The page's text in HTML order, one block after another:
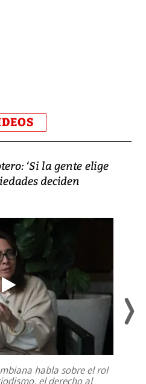
‘Si la gente elige
deciden
habla sobre el rol
el derecho al